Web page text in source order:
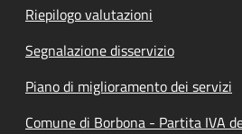
Riepilogo valutazioni
Segnalazione disservizio
Piano di miglioramento dei servizi
Comune di Borbona - Partita IVA